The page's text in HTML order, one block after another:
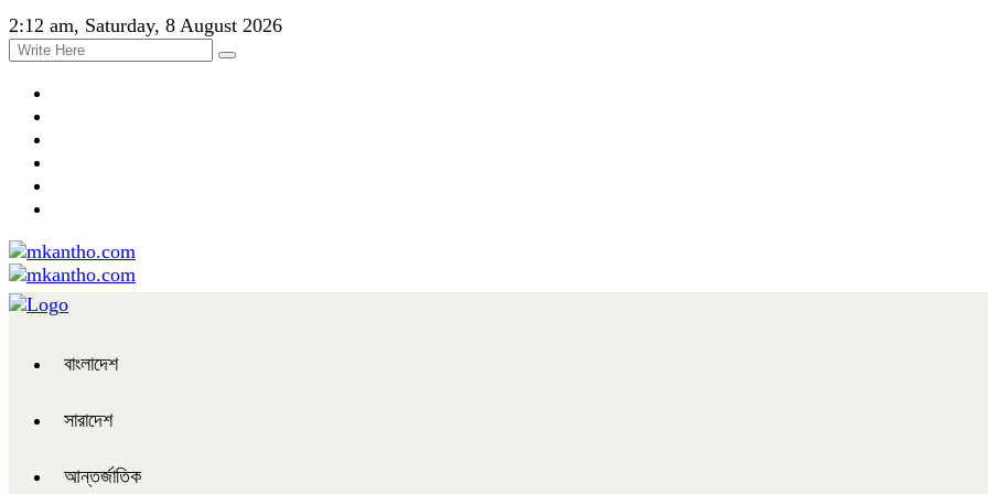
2:12 am, Saturday, 8 August 2026
বাংলাদেশ
সারাদেশ
আন্তর্জাতিক